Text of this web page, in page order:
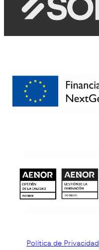
Política de Privacidad